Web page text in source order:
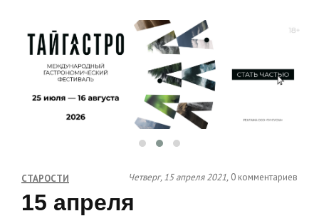
СТАРОСТИ Четверг, 15 апреля 2021, 0 комментариев
15 апреля